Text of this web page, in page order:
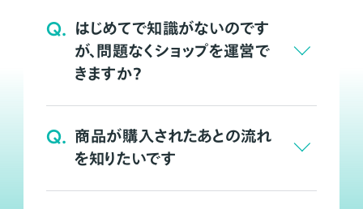
Q. はじめてで知識がないのです
が、問題なくショップを運営で
きますか？
Q. 商品が購入されたあとの流れ
を知りたいです